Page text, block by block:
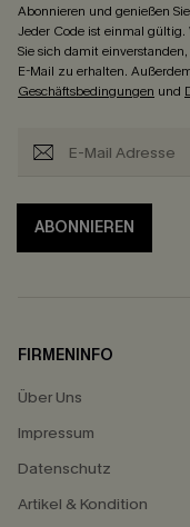
Abonnieren und genießen
Jeder Code ist einmal gültig.
Sie sich damit
E-Mail zu erhalten.
Geschäftsbedingungen und
ABONNIEREN
FIRMENINFO
Über Uns
Impressum
Datenschutz
Artikel & Kondition